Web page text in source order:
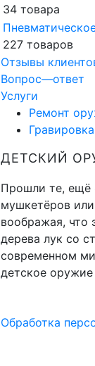
34 товара
227 товаров
Отзывы
Вопрос—ответ
Услуги
Ремонт
ДЕТСКИЙ
Прошли те, ещё
мушкетёров
воображая, что
дерева лук со
современном
детское
Обработка